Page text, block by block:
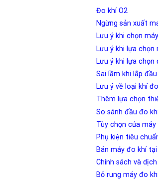
Đo khí O2
Ngừng sản xuất
Lưu ý khi chọn
Lưu ý khi lựa chọn
Lưu ý khi lựa chọn
Sai lầm khi lắp
Lưu ý về loại khí
Thêm lựa chọn
So sánh đầu đo
Tùy chọn của
Phụ kiện tiêu
Bán máy đo khí
Chính sách và
Bỏ rung máy đo